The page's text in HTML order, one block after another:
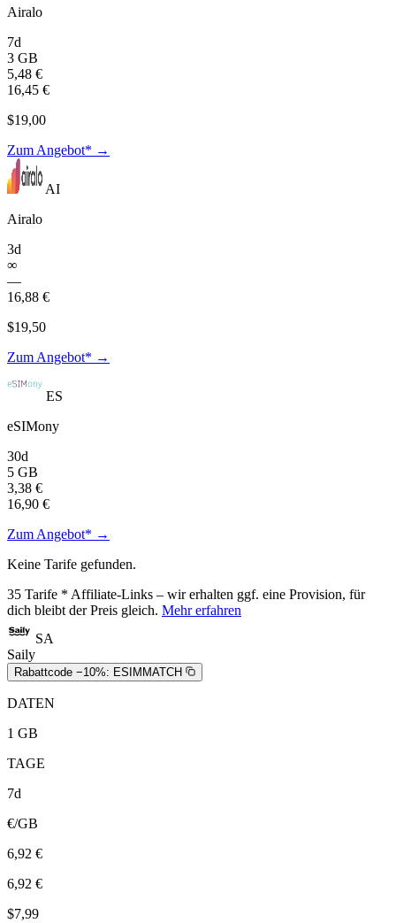
Airalo
7d
3 GB
5,48 €
16,45 €
$19,00
Zum Angebot* →
AI
Airalo
3d
∞
—
16,88 €
$19,50
Zum Angebot* →
ES
eSIMony
30d
5 GB
3,38 €
16,90 €
Zum Angebot* →
Keine Tarife gefunden.
35 Tarife * Affiliate-Links – wir erhalten ggf. eine Provision, für
dich bleibt der Preis gleich. Mehr erfahren
SA
Saily
Rabattcode −10%: ESIMMATCH
DATEN
1 GB
TAGE
7d
€/GB
6,92 €
6,92 €
$7,99